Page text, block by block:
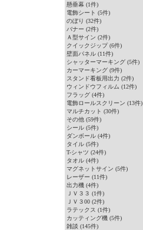
懸垂幕 (1件)
電飾シート (5件)
のぼり (32件)
バナー (2件)
Ａ型サイン (2件)
クイックジップ (6件)
壁面パネル (11件)
シャッターマーキング (5件)
カーマーキング (9件)
スタンド看板用出力 (2件)
ウィンドウフィルム (12件)
フラッグ (4件)
電飾ロールスクリーン (13件)
マルチカット (30件)
その他 (59件)
シール (5件)
ダンボール (4件)
タイル (5件)
T-シャツ (24件)
タオル (4件)
マグネットサイン (5件)
レーザー (11件)
出力機 (4件)
ＪＶ３３ (1件)
ＪＶ３00 (2件)
ラテックス (1件)
カッティング機 (5件)
雑談 (145件)